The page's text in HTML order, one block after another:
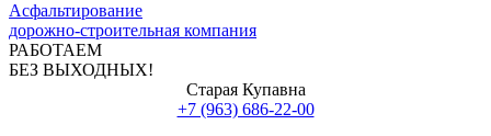
Асфальтирование
дорожно-строительная компания
РАБОТАЕМ
БЕЗ ВЫХОДНЫХ!
Старая Купавна
+7 (963) 686-22-00